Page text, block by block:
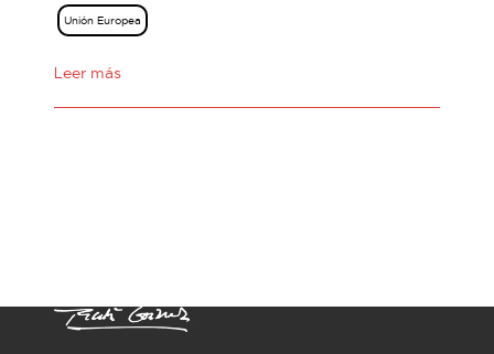
Unión Europea
Leer más